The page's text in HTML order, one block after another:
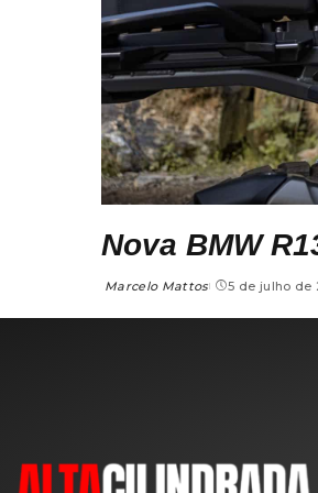
Nova BMW
Marcelo Mattos 5 de julho de